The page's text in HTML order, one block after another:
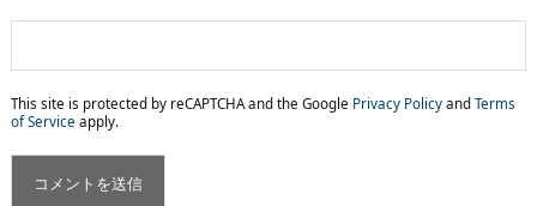
This site is protected by reCAPTCHA and the Google Privacy Policy and Terms
of Service apply.